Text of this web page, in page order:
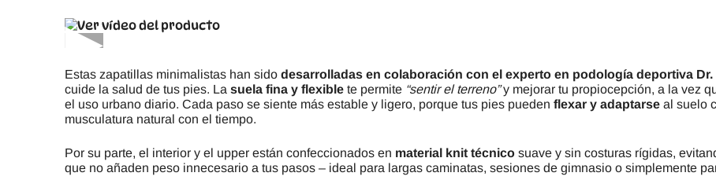
▶
Estas zapatillas minimalistas han sido desarrolladas en colaboración con el experto en podología deportiva
cuide la salud de tus pies. La suela fina y flexible te permite “sentir el terreno”y mejorar tu propiocepción, a la vez
el uso urbano diario. Cada paso se siente más estable y ligero, porque tus pies pueden flexar y adaptarse al suelo
musculatura natural con el tiempo.
Por su parte, el interior y el upper están confeccionados en material knit técnico suave y sin costuras rígidas,
que no añaden peso innecesario a tus pasos – ideal para largas caminatas, sesiones de gimnasio o simplemente